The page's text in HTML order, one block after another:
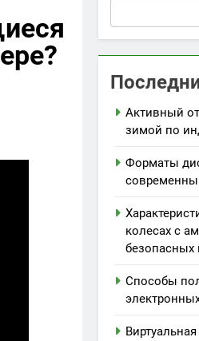
Активный
зимой по
Форматы
колесах с
безопасных
Способы